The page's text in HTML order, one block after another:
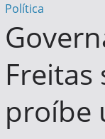
Política
proíbe